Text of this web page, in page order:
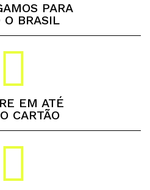
PARA
O BRASIL
EM ATÉ
CARTÃO